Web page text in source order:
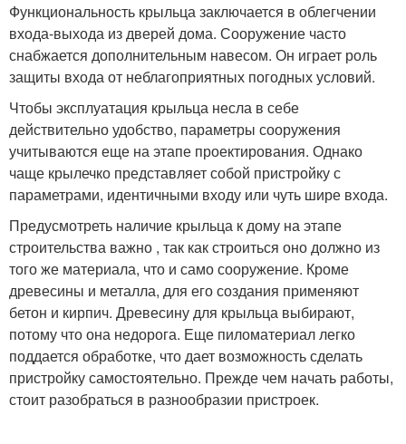
Функциональность крыльца заключается в облегчении
входа-выхода из дверей дома. Сооружение часто
снабжается дополнительным навесом. Он играет роль
защиты входа от неблагоприятных погодных условий.
Чтобы эксплуатация крыльца несла в себе
действительно удобство, параметры сооружения
учитываются еще на этапе проектирования. Однако
чаще крылечко представляет собой пристройку с
параметрами, идентичными входу или чуть шире входа.
Предусмотреть наличие крыльца к дому на этапе
строительства важно , так как строиться оно должно из
того же материала, что и само сооружение. Кроме
древесины и металла, для его создания применяют
бетон и кирпич. Древесину для крыльца выбирают,
потому что она недорога. Еще пиломатериал легко
поддается обработке, что дает возможность сделать
пристройку самостоятельно. Прежде чем начать работы,
стоит разобраться в разнообразии пристроек.